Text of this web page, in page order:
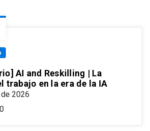
AI and Reskilling | La
trabajo en la era de la IA
2026